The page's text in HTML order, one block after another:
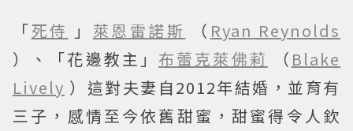
「死侍 」 萊恩雷諾斯 （ Ryan Reynolds
）、「花邊教主」 布蕾克萊佛莉 （ Blake
Lively ）這對夫妻自2012年結婚，並育有
三子，感情至今依舊甜蜜，甜蜜得令人欽